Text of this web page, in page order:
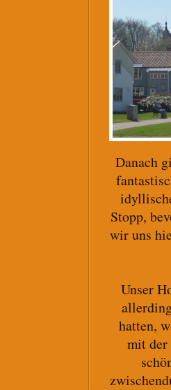
Danach
Stopp,
wir uns
Unser
hatten,
mit der